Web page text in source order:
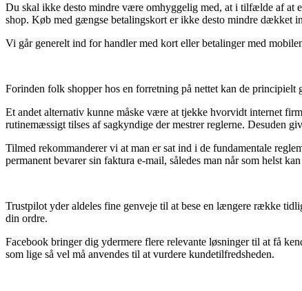
Du skal ikke desto mindre være omhyggelig med, at i tilfælde af at
shop. Køb med gængse betalingskort er ikke desto mindre dækket
Vi går generelt ind for handler med kort eller betalinger med
Forinden folk shopper hos en forretning på nettet kan de principielt
Et andet alternativ kunne måske være at tjekke hvorvidt internet
rutinemæssigt tilses af sagkyndige der mestrer reglerne. Desuden
Tilmed rekommanderer vi at man er sat ind i de fundamentale
permanent bevarer sin faktura e-mail, således man når som helst
Trustpilot yder aldeles fine genveje til at bese en længere række
din ordre.
Facebook bringer dig ydermere flere relevante løsninger til at få
som lige så vel må anvendes til at vurdere kundetilfredsheden.